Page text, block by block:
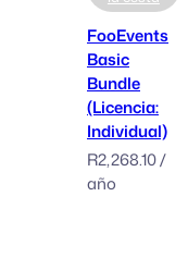
FooEvents
Basic
Bundle
(Licencia:
Individual)
R2,268.10/
año